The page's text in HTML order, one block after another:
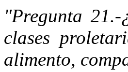
"Pregunta
clases
alimento,